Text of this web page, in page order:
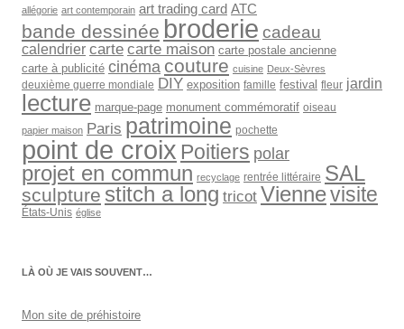
allégorie art contemporain art trading card ATC
bande dessinée broderie cadeau
calendrier carte carte maison carte postale ancienne
carte à publicité cinéma couture cuisine Deux-Sèvres
deuxième guerre mondiale DIY exposition famille festival fleur jardin
lecture marque-page monument commémoratif oiseau
papier maison Paris patrimoine pochette
point de croix Poitiers polar
projet en commun recyclage rentrée littéraire SAL
sculpture stitch a long tricot Viennevisite
États-Unis église
LÀ OÙ JE VAIS SOUVENT…
Mon site de préhistoire